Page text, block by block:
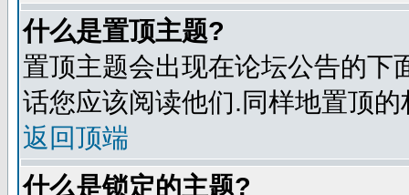
什么是置顶主题?
置顶主题会出现在论坛公告的下
话您应该阅读他们.同样地置顶
返回顶端
什么是锁定的主题?